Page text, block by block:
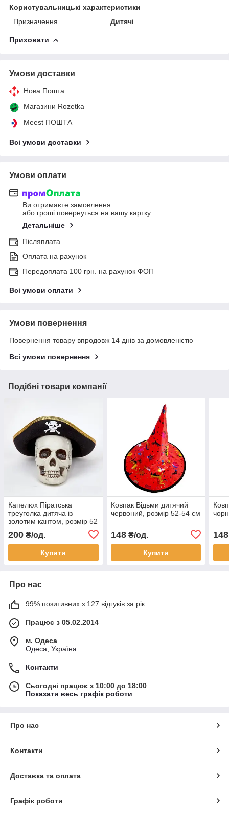
Користувальницькі характеристики
Призначення
Дитячі
Приховати
Умови доставки
Нова Пошта
Магазини Rozetka
Meest ПОШТА
Всі умови доставки
Умови оплати
Ви отримаєте замовлення
або гроші повернуться на вашу картку
Детальніше
Післяплата
Оплата на рахунок
Передоплата 100 грн. на рахунок ФОП
Всі умови оплати
Умови повернення
Повернення товару впродовж 14 днів за домовленістю
Всі умови повернення
Подібні товари компанії
Капелюх Піратська
треуголка дитяча із
золотим кантом, розмір 52
200 ₴/од.
Купити
Ковпак Відьми дитячий
червоний, розмір 52-54 см
148₴/од.
Купити
148
Про нас
99% позитивних з 127 відгуків за рік
Працює з 05.02.2014
м. Одеса
Одеса, Україна
Контакти
Сьогодні працює з 10:00 до 18:00
Показати весь графік роботи
Про нас
Контакти
Доставка та оплата
Графік роботи